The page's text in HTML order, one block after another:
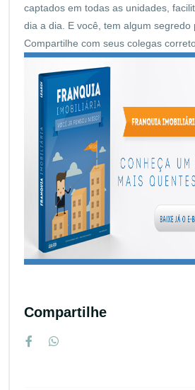
captados em todas as unidades,
dia a dia. E você, tem algum segredo
Compartilhe com seus colegas
Compartilhe